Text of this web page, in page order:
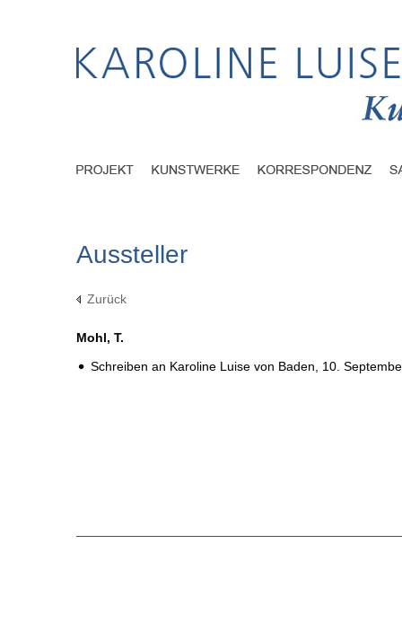
Aussteller
Zurück
Mohl, T.
Schreiben an Karoline Luise von Baden, 10.